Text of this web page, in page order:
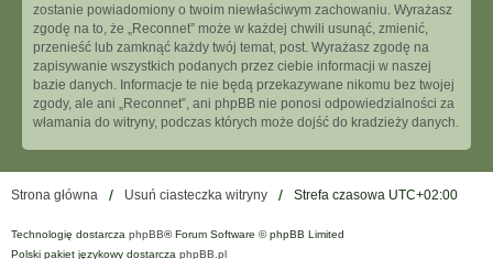
zostanie powiadomiony o twoim niewłaściwym zachowaniu. Wyrażasz
zgodę na to, że „Reconnet” może w każdej chwili usunąć, zmienić,
przenieść lub zamknąć każdy twój temat, post. Wyrażasz zgodę na
zapisywanie wszystkich podanych przez ciebie informacji w naszej
bazie danych. Informacje te nie będą przekazywane nikomu bez twojej
zgody, ale ani „Reconnet”, ani phpBB nie ponosi odpowiedzialności za
włamania do witryny, podczas których może dojść do kradzieży danych.
Strona główna Usuń ciasteczka witryny Strefa czasowa UTC+02:00
Technologię dostarcza phpBB® Forum Software © phpBB Limited
Polski pakiet językowy dostarcza phpBB.pl